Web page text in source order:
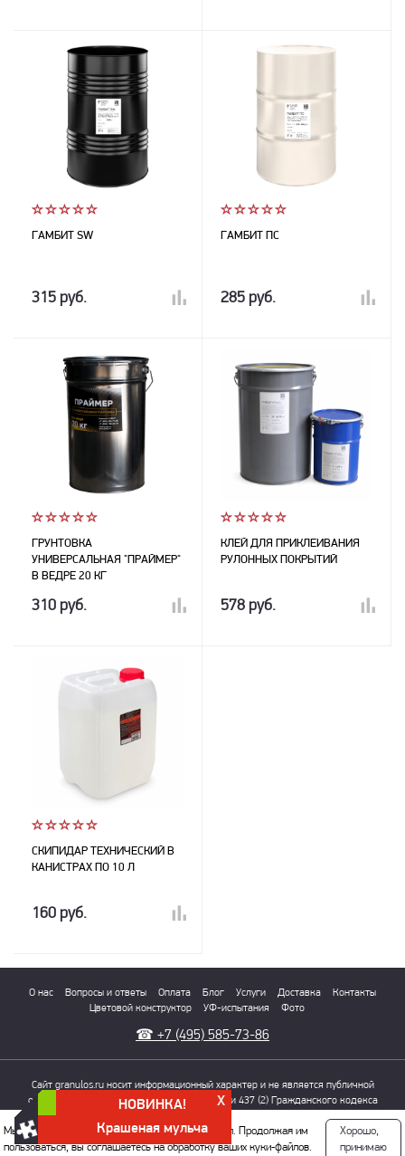
ГАМБИТ SW
315 руб.
ГАМБИТ ПС
285 руб.
ГРУНТОВКА
УНИВЕРСАЛЬНАЯ "ПРАЙМЕР"
В ВЕДРЕ 20 КГ
310 руб.
КЛЕЙ ДЛЯ ПРИКЛЕИВАНИЯ
РУЛОННЫХ ПОКРЫТИЙ
578 руб.
СКИПИДАР ТЕХНИЧЕСКИЙ В
КАНИСТРАХ ПО 10 Л
160 руб.
О нас Вопросы и ответы Оплата Блог Услуги Доставка
Контакты
Цветовой конструктор
УФ-испытания Фото
☎ +7 (495) 585-73-86
Сайт granulos.ru носит информационный характер и не является публичной
офертой, определяемой положениями Статьи 437 (2) Гражданского кодекса
РФ. Для получения информации о точной стоимости, внешнем виде и
характеристиках товаров обращайтесь в отдел продаж
Политика конфиденциальности
X
НОВИНКА!
Крашеная мульча
Мы используем куки, чтобы сайт хорошо работал. Продолжая им
пользоваться, вы соглашаетесь на обработку ваших куки‑файлов.
Хорошо,
принимаю